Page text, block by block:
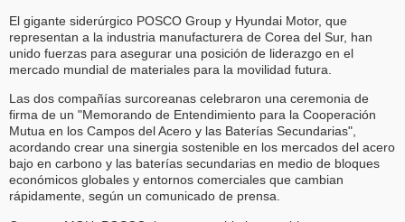
El gigante siderúrgico POSCO Group y Hyundai Motor, que
representan a la industria manufacturera de Corea del Sur, han
unido fuerzas para asegurar una posición de liderazgo en el
mercado mundial de materiales para la movilidad futura.
Las dos compañías surcoreanas celebraron una ceremonia de
firma de un "Memorando de Entendimiento para la Cooperación
Mutua en los Campos del Acero y las Baterías Secundarias",
acordando crear una sinergia sostenible en los mercados del acero
bajo en carbono y las baterías secundarias en medio de bloques
económicos globales y entornos comerciales que cambian
rápidamente, según un comunicado de prensa.